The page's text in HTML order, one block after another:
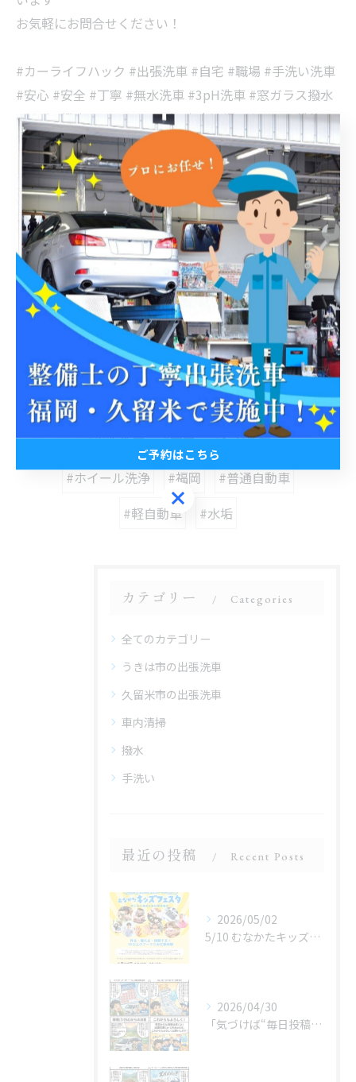
お気軽にお問合せください！
#カーライフハック #出張洗車 #自宅 #職場 #手洗い洗車
#安心 #安全 #丁寧 #無水洗車 #3pH洗車 #窓ガラス撥水
#ボディ撥水 #コーティング #室内清掃 #ホイール洗浄 #
うきは市 #久留米市 #福岡 #普通自動車 #軽自動車 #イオ
ンデポジット #水垢 #磨き #艶出し #傷消し #社用車 #自
家用車 #環境に優しい
< 前のページ 一覧に戻る 次のページ >
関連タグ
#出張洗車 #丁寧
#3pH洗車
#ホイール洗浄
#福岡
#普通自動車
#軽自動車
#水垢
カテゴリー Categories
全てのカテゴリー
うきは市の出張洗車
久留米市の出張洗車
車内清掃
撥水
手洗い
最近の投稿 Recent Posts
2026/05/02
5/10 むなかたキッズフェスタ 子どものお仕事体験
2026/04/30
「気づけば“毎日投稿”やってました😂」
ご予約はこちら
ご予約はこちら